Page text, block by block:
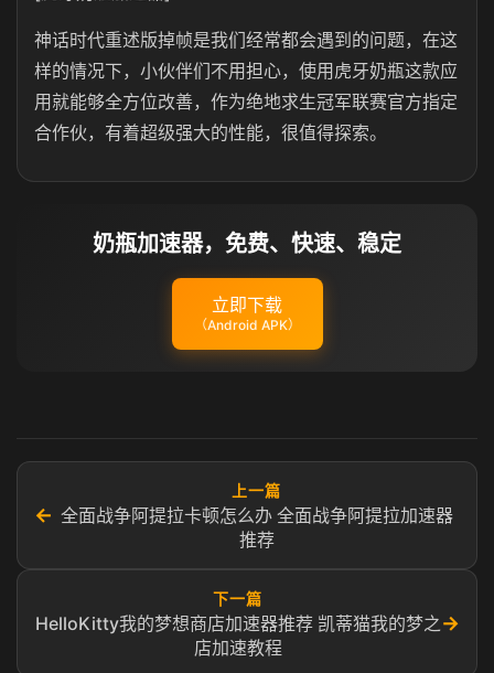
神话时代重述版掉帧是我们经常都会遇到的问题，在这
样的情况下，小伙伴们不用担心，使用虎牙奶瓶这款应
用就能够全方位改善，作为绝地求生冠军联赛官方指定
合作伙，有着超级强大的性能，很值得探索。
奶瓶加速器，免费、快速、稳定
立即下载
（Android APK）
←
上一篇
全面战争阿提拉卡顿怎么办 全面战争阿提拉加速器
推荐
下一篇
HelloKitty我的梦想商店加速器推荐 凯蒂猫我的梦之
店加速教程
→